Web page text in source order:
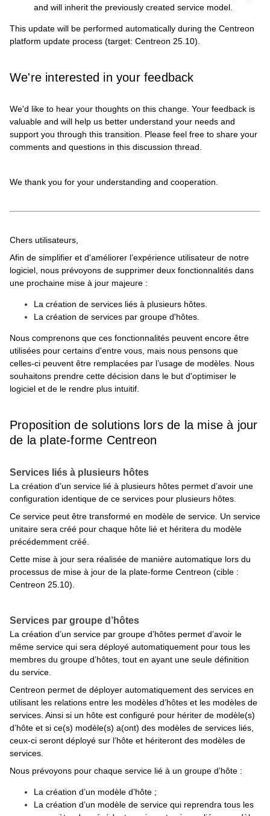
and will inherit the previously created service model.
This update will be performed automatically during the Centreon
platform update process (target: Centreon 25.10).
We're interested in your feedback
We'd like to hear your thoughts on this change. Your feedback is
valuable and will help us better understand your needs and
support you through this transition. Please feel free to share your
comments and questions in this discussion thread.
We thank you for your understanding and cooperation.
Chers utilisateurs,
Afin de simplifier et d'améliorer l’expérience utilisateur de notre
logiciel, nous prévoyons de supprimer deux fonctionnalités dans
une prochaine mise à jour majeure :
La création de services liés à plusieurs hôtes.
La création de services par groupe d'hôtes.
Nous comprenons que ces fonctionnalités peuvent encore être
utilisées pour certains d'entre vous, mais nous pensons que
celles-ci peuvent être remplacées par l’usage de modèles. Nous
souhaitons prendre cette décision dans le but d'optimiser le
logiciel et de le rendre plus intuitif.
Proposition de solutions lors de la mise à jour
de la plate-forme Centreon
Services liés à plusieurs hôtes
La création d’un service lié à plusieurs hôtes permet d’avoir une
configuration identique de ce services pour plusieurs hôtes.
Ce service peut être transformé en modèle de service. Un service
unitaire sera créé pour chaque hôte lié et héritera du modèle
précédemment créé.
Cette mise à jour sera réalisée de manière automatique lors du
processus de mise à jour de la plate-forme Centreon (cible :
Centreon 25.10).
Services par groupe d’hôtes
La création d’un service par groupe d’hôtes permet d’avoir le
même service qui sera déployé automatiquement pour tous les
membres du groupe d’hôtes, tout en ayant une seule définition
du service.
Centreon permet de déployer automatiquement des services en
utilisant les relations entre les modèles d’hôtes et les modèles de
services. Ainsi si un hôte est configuré pour hériter de modèle(s)
d’hôte et si ce(s) modèle(s) a(ont) des modèles de services liés,
ceux-ci seront déployé sur l’hôte et hériteront des modèles de
services.
Nous prévoyons pour chaque service lié à un groupe d’hôte :
La création d’un modèle d’hôte ;
La création d’un modèle de service qui reprendra tous les